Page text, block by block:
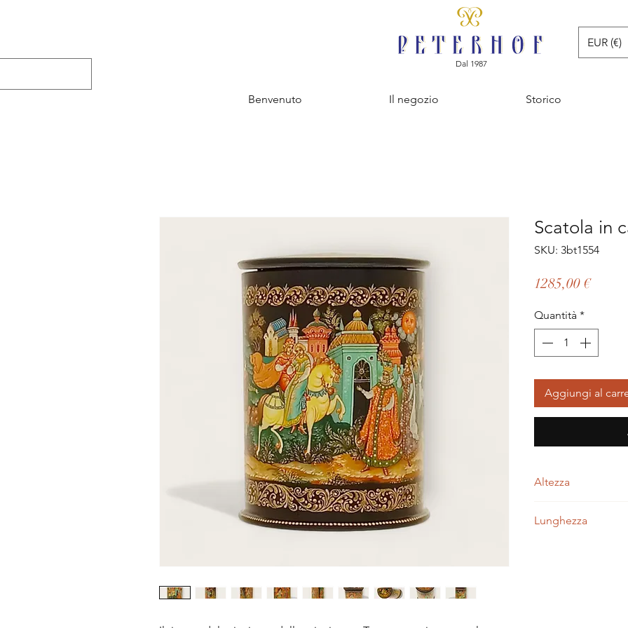
EUR (€)
Dal 1987
Benvenuto Il negozio Storico
Scatola in
SKU: 3bt1554
1285,00 €Prezzo
Quantità *
Aggiungi al
Altezza
Lunghezza